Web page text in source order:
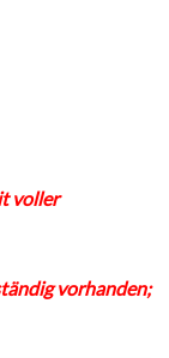
voller
vorhanden;